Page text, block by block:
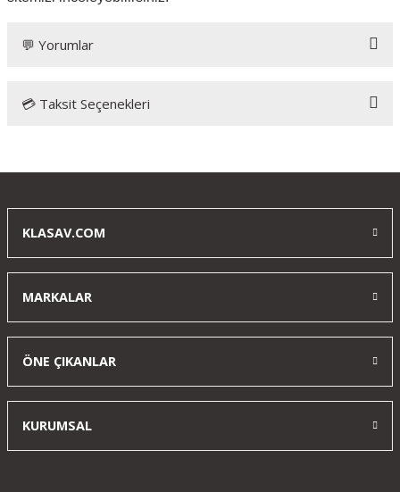
💬 Yorumlar
Bu ürüne ilk yorumu siz yapın!
💳 Taksit Seçenekleri
KLASAV.COM
MARKALAR
ÖNE ÇIKANLAR
KURUMSAL